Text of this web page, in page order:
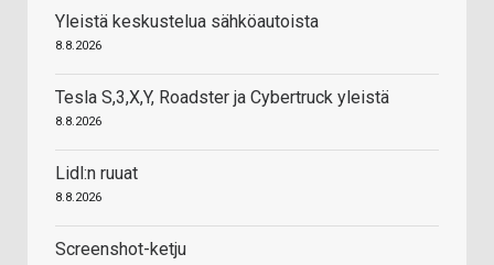
Yleistä keskustelua sähköautoista
8.8.2026
Tesla S,3,X,Y, Roadster ja Cybertruck yleistä
8.8.2026
Lidl:n ruuat
8.8.2026
Screenshot-ketju